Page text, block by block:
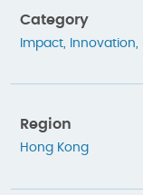
Category
Impact Innovation
Region
Hong Kong